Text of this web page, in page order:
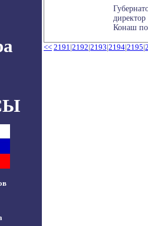
Конаш
<< 2191|2192|2193|2194|2195|